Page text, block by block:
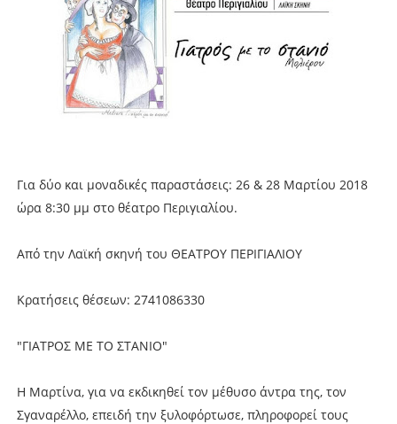
Για δύο και μοναδικές παραστάσεις: 26 & 28 Μαρτίου 2018
ώρα 8:30 μμ στο θέατρο Περιγιαλίου.
Από την Λαϊκή σκηνή του ΘΕΑΤΡΟΥ ΠΕΡΙΓΙΑΛΙΟΥ
Κρατήσεις θέσεων: 2741086330
"ΓΙΑΤΡΟΣ ΜΕ ΤΟ ΣΤΑΝΙΟ"
Η Μαρτίνα, για να εκδικηθεί τον μέθυσο άντρα της, τον
Σγαναρέλλο, επειδή την ξυλοφόρτωσε, πληροφορεί τους